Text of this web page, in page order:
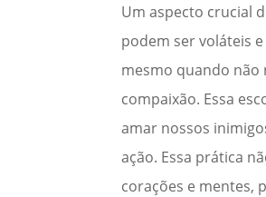
Um aspecto crucial
podem ser voláteis
mesmo quando
compaixão. Essa
amar nossos
ação. Essa prática
corações e mentes,